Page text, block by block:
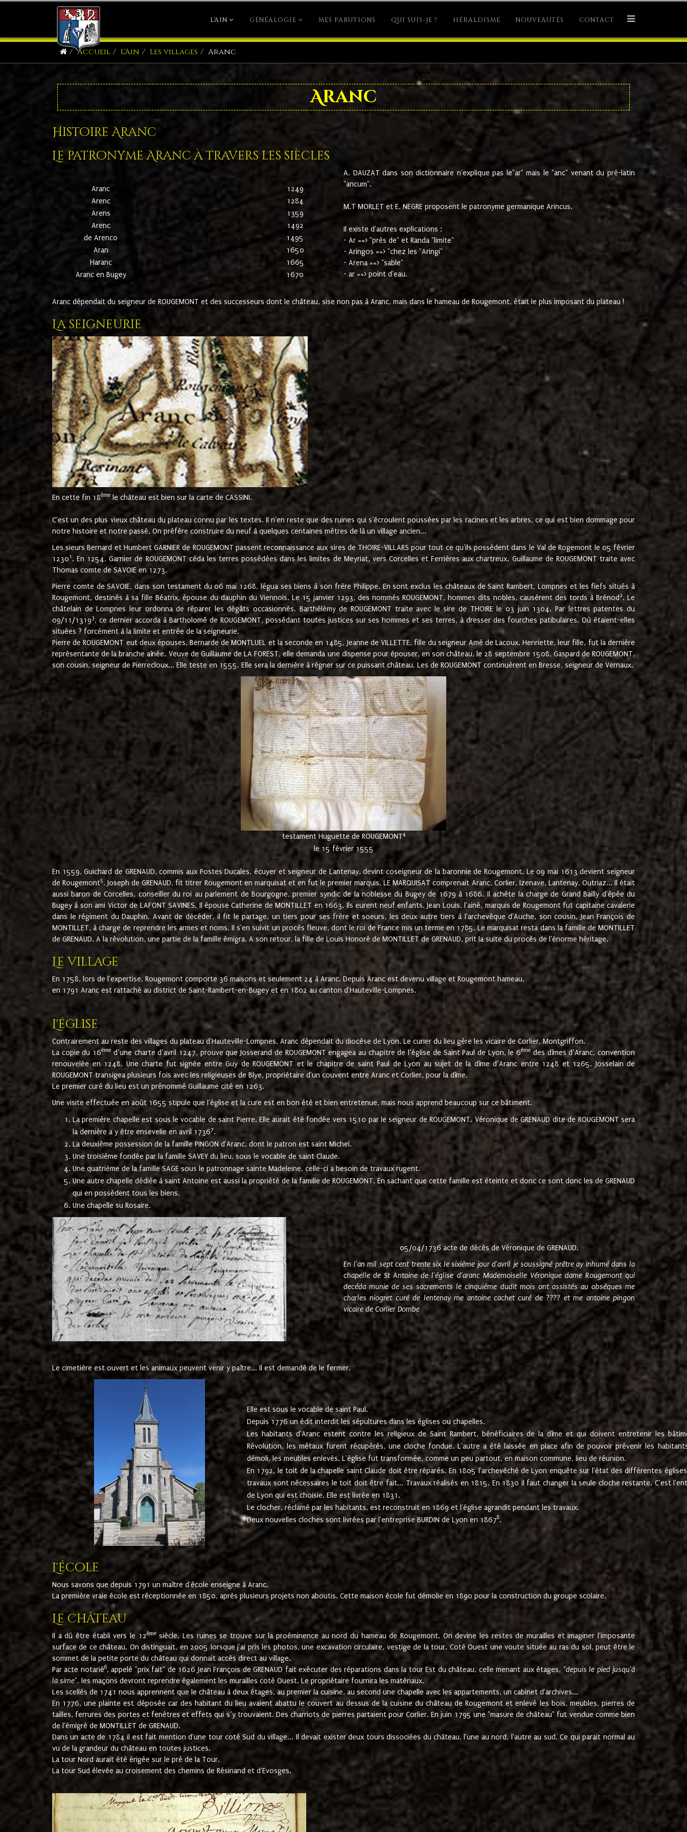
L'AIN GÉNÉALOGIE MES PARUTIONS QUI SUIS-JE ? HÉRALDISME NOUVEAUTÉS CONTACT
Accueil L'Ain Les villages Aranc
Aranc
Histoire Aranc
Le patronyme Aranc à travers les siècles
Aranc
1249
Arenc
1284
Arens
1359
Arenc
1492
de Arenco
1495
Aran
1650
Haranc
1665
Aranc en Bugey
1670
A. DAUZAT dans son dictionnaire n'explique pas le"ar" mais le "anc" venant du pré-latin
"ancum".
M.T MORLET et E. NEGRE proposent le patronyme germanique Arincus.
Il existe d'autres explications :
- Ar ==> "près de" et Randa "limite"
- Aringos ==> "chez les "Aringi"
- Arena ==> "sable"
- ar ==> point d'eau.
Aranc dépendait du seigneur de ROUGEMONT et des successeurs dont le château, sise non pas à Aranc, mais dans le hameau de Rougemont, était le plus imposant du plateau !
La seigneurie
En cette fin 18ème le château est bien sur la carte de CASSINI.
C'est un des plus vieux château du plateau connu par les textes. Il n'en reste que des ruines qui s'écroulent poussées par les racines et les arbres, ce qui est bien dommage pour
notre histoire et notre passé. On préfère construire du neuf à quelques centaines mètres de là un village ancien...
Les sieurs Bernard et Humbert GARNIER de ROUGEMONT passent reconnaissance aux sires de THOIRE-VILLARS pour tout ce qu'ils possèdent dans le Val de Rogemont le 05 février
12301 . En 1254, Garnier de ROUGEMONT céda les terres possédées dans les limites de Meyriat, vers Corcelles et Ferrières aux chartreux. Guillaume de ROUGEMONT traite avec
Thomas comte de SAVOIE en 1273.
Pierre comte de SAVOIE, dans son testament du 06 mai 1268, légua ses biens à son frère Philippe. En sont exclus les châteaux de Saint Rambert, Lompnes et les fiefs situés à
Rougemont, destinés à sa fille Béatrix, épouse du dauphin du Viennois. Le 15 janvier 1293, des nommés ROUGEMONT, hommes dits nobles, causèrent des tords à Brénod 2. Le
châtelain de Lompnes leur ordonna de réparer les dégâts occasionnés. Barthélémy de ROUGEMONT traite avec le sire de THOIRE le 03 juin 1304. Par lettres patentes du
09/11/13193, ce dernier accorda à Bartholomé de ROUGEMONT, possédant toutes justices sur ses hommes et ses terres, à dresser des fourches patibulaires. Où étaient-elles
situées ? forcément à la limite et entrée de la seigneurie.
Pierre de ROUGEMONT eut deux épouses, Bernarde de MONTLUEL et la seconde en 1485, Jeanne de VILLETTE, fille du seigneur Amé de Lacoux. Henriette, leur fille, fut la dernière
représentante de la branche aînée. Veuve de Guillaume de LA FOREST, elle demanda une dispense pour épouser, en son château, le 28 septembre 1508, Gaspard de ROUGEMONT,
son cousin, seigneur de Pierrecloux... Elle teste en 1555. Elle sera la dernière à régner sur ce puissant château. Les de ROUGEMONT continuèrent en Bresse, seigneur de Vernaux.
testament Huguette de ROUGEMONT4
le 15 février 1555
En 1559, Guichard de GRENAUD, commis aux Postes Ducales, écuyer et seigneur de Lantenay, devint coseigneur de la baronnie de Rougemont. Le 09 mai 1613 devient seigneur
de Rougemont5. Joseph de GRENAUD, fit titrer Rougemont en marquisat et en fut le premier marquis. LE MARQUISAT comprenait Aranc, Corlier, Izenave, Lantenay, Outriaz... Il était
aussi baron de Corcelles, conseiller du roi au parlement de Bourgogne, premier syndic de la noblesse du Bugey de 1679 à 1686. Il achète la charge de Grand Bailly d'épée du
Bugey à son ami Victor de LAFONT SAVINES. Il épouse Catherine de MONTILLET en 1663. Ils eurent neuf enfants. Jean Louis, l'ainé, marquis de Rougemont fut capitaine cavalerie
dans le régiment du Dauphin. Avant de décéder, il fit le partage, un tiers pour ses frère et soeurs, les deux autre tiers à l'archevêque d'Auche, son cousin, Jean François de
MONTILLET, à charge de reprendre les armes et noms. Il s'en suivit un procès fleuve, dont le roi de France mis un terme en 1785. Le marquisat resta dans la famille de MONTILLET
de GRENAUD. A la révolution, une partie de la famille émigra. A son retour, la fille de Louis Honoré de MONTILLET de GRENAUD, prit la suite du procès de l'énorme héritage.
Le village
En 1758, lors de l'expertise, Rougemont comporte 36 maisons et seulement 24 à Aranc. Depuis Aranc est devenu village et Rougemont hameau.
en 1791 Aranc est rattaché au district de Saint-Rambert-en-Bugey et en 1802 au canton d'Hauteville-Lompnes.
L'église
Contrairement au reste des villages du plateau d'Hauteville-Lompnes, Aranc dépendait du diocèse de Lyon. Le curier du lieu gère les vicaire de Corlier, Montgriffon.
La copie du 16ème d’une charte d’avril 1247, prouve que Josserand de ROUGEMONT engagea au chapitre de l’église de Saint Paul de Lyon, le 6ème des dîmes d’Aranc, convention
renouvelée en 1248. Une charte fut signée entre Guy de ROUGEMONT et le chapitre de saint Paul de Lyon au sujet de la dîme d’Aranc entre 1248 et 1265. Josselain de
ROUGEMONT transigea plusieurs fois avec les religieuses de Blye, propriétaire d'un couvent entre Aranc et Corlier, pour la dîme.
Le premier curé du lieu est un prénommé Guillaume cité en 1263.
Une visite effectuée en août 1655 stipule que l'église et la cure est en bon été et bien entretenue, mais nous apprend beaucoup sur ce bâtiment.
La première chapelle est sous le vocable de saint Pierre. Elle aurait été fondée vers 1510 par le seigneur de ROUGEMONT. Véronique de GRENAUD dite de ROUGEMONT sera
la dernière a y être ensevelie en avril 17367.
La deuxième possession de la famille PINGON d'Aranc, dont le patron est saint Michel.
Une troisième fondée par la famille SAVEY du lieu, sous le vocable de saint Claude.
Une quatrième de la famille SAGE sous le patronnage sainte Madeleine. celle-ci a besoin de travaux rugent.
Une autre chapelle dédiée à saint Antoine est aussi la propriété de la famille de ROUGEMONT. En sachant que cette famille est éteinte et donc ce sont donc les de GRENAUD
qui en possèdent tous les biens.
Une chapelle su Rosaire.
05/04/1736 acte de décès de Véronique de GRENAUD.
En l'an mil sept cent trente six le sixième jour d'avril je soussigné prêtre ay inhumé dans la
chapelle de St Antoine de l'église d'aranc Mademoiselle Véronique dame Rougemont qui
decéda munie de ses sacrements le cinquième dudit mois ont assistés au obsèques me
charles niogret curé de lentenay me antoine cachet curé de ???? et me antoine pingon
vicaire de Corlier Dombe
Le cimetière est ouvert et les animaux peuvent venir y paître... Il est demandé de le fermer.
Elle est sous le vocable de saint Paul.
Depuis 1776 un édit interdit les sépultures dans les églises ou chapelles.
Les habitants d'Aranc estent contre les religieux de Saint Rambert, bénéficiaires de la dîme et qui doivent entretenir les
Révolution, les métaux furent récupérés, une cloche fondue. L'autre a été laissée en place afin de pouvoir prévenir les
démoli, les meubles enlevés. L'église fut transformée, comme un peu partout, en maison commune, lieu de réunion.
En 1792, le toit de la chapelle saint Claude doit être réparés. En 1805 l'archevêché de Lyon enquête sur l'état des différentes
travaux sont nécessaires le toit doit être fait... Travaux réalisés en 1815. En 1830 il faut changer la seule cloche restante. C'est
de Lyon qui est choisie. Elle est livrée en 1831.
Le clocher, réclamé par les habitants, est reconstruit en 1869 et l'église agrandit pendant les travaux.
Deux nouvelles cloches sont livrées par l'entreprise BURDIN de Lyon en 18678.
L'école
Nous savons que depuis 1791 un maître d'école enseigne à Aranc.
La première vraie école est réceptionnée en 1850, après plusieurs projets non aboutis. Cette maison école fut démolie en 1890 pour la construction du groupe scolaire.
Le château
Il a dû être établi vers le 12èmesiècle. Les ruines se trouve sur la proéminence au nord du hameau de Rougemont. On devine les restes de murailles et imaginer l'imposante
surface de ce château. On distinguait, en 2005 lorsque j'ai pris les photos, une excavation circulaire, vestige de la tour. Coté Ouest une voute située au ras du sol, peut être le
sommet de la petite porte du château qui donnait accès direct au village.
Par acte notarié6, appelé "prix fait" de 1626 Jean François de GRENAUD fait exécuter des réparations dans la tour Est du château, celle menant aux étages, "depuis le pied jusqu'à
la sime". les maçons devront reprendre également les murailles coté Ouest. Le propriétaire fournira les matériaux.
Les scellés de 1741 nous apprennent que le château à deux étages, au premier la cuisine, au second une chapelle avec les appartements, un cabinet d'archives...
En 1776, une plainte est déposée car des habitant du lieu avaient abattu le couvert au dessus de la cuisine du château de Rougemont et enlevé les bois, meubles, pierres de
tailles, ferrures des portes et fenêtres et effets qui s’y trouvaient. Des charriots de pierres partaient pour Corlier. En juin 1795 une "masure de château" fut vendue comme bien
de l'émigré de MONTILLET de GRENAUD.
Dans un acte de 1784 il est fait mention d'une tour coté Sud du village... Il devait exister deux tours dissociées du château, l'une au nord, l'autre au sud. Ce qui parait normal au
vu de la grandeur du château en toutes justices.
La tour Nord aurait été érigée sur le pré de la Tour.
La tour Sud élevée au croisement des chemins de Résinand et d'Evosges.